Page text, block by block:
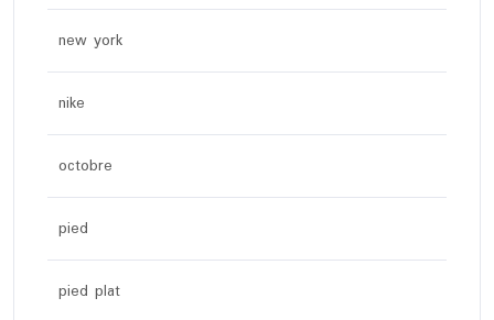
new york
nike
octobre
pied
pied plat